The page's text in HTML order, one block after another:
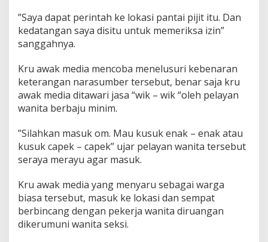
”Saya dapat perintah ke lokasi pantai pijit itu. Dan
kedatangan saya disitu untuk memeriksa izin”
sanggahnya.
Kru awak media mencoba menelusuri kebenaran
keterangan narasumber tersebut, benar saja kru
awak media ditawari jasa “wik – wik “oleh pelayan
wanita berbaju minim.
”Silahkan masuk om. Mau kusuk enak – enak atau
kusuk capek – capek” ujar pelayan wanita tersebut
seraya merayu agar masuk.
Kru awak media yang menyaru sebagai warga
biasa tersebut, masuk ke lokasi dan sempat
berbincang dengan pekerja wanita diruangan
dikerumuni wanita seksi.